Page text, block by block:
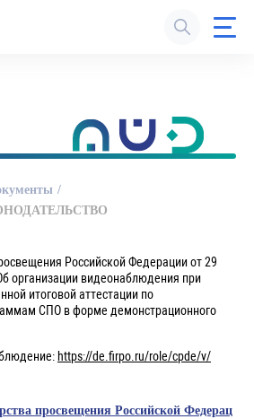
Российской Федерации от 29
организации видеонаблюдения при
итоговой аттестации по
СПО в форме демонстрационного
https://de.firpo.ru/role/cpde/v/
просвещения Российской Федерац